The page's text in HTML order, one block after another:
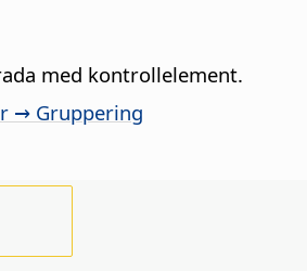
med kontrollelement.
→ Gruppering